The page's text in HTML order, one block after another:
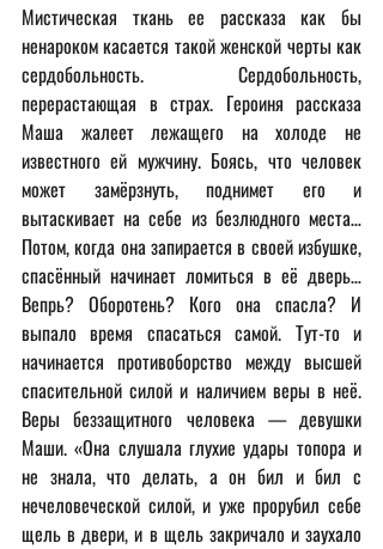
Мистическая ткань ее рассказа как бы
ненароком касается такой женской черты как
сердобольность. Сердобольность,
перерастающая в страх. Героиня рассказа
Маша жалеет лежащего на холоде не
известного ей мужчину. Боясь, что человек
может замёрзнуть, поднимет его и
вытаскивает на себе из безлюдного места…
Потом, когда она запирается в своей избушке,
спасённый начинает ломиться в её дверь…
Вепрь? Оборотень? Кого она спасла? И
выпало время спасаться самой. Тут-то и
начинается противоборство между высшей
спасительной силой и наличием веры в неё.
Веры беззащитного человека — девушки
Маши. «Она слушала глухие удары топора и
не знала, что делать, а он бил и бил с
нечеловеческой силой, и уже прорубил себе
щель в двери, и в щель закричало и заухало